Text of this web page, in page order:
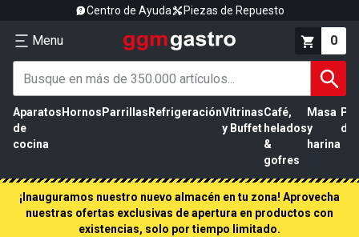
Centro de Ayuda Piezas de Repuesto
Menu 0
Aparatos
de
cocina
Hornos Parrillas RefrigeraciónVitrinas
y Buffet
Café,
helados
&
gofres
Masa
y
harina
de
¡Inauguramos nuestro nuevo almacén en tu zona! Aprovecha
nuestras ofertas exclusivas de apertura en productos con
existencias, solo por tiempo limitado.